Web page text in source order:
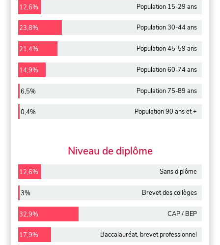
12,6% Population 15-29 ans
23,8% Population 30-44 ans
21,4% Population 45-59 ans
14,9% Population 60-74 ans
6,5% Population 75-89 ans
0,4% Population 90 ans et +
Niveau de diplôme
12,6% Sans diplôme
3% Brevet des collèges
32,9% CAP / BEP
17,9% Baccalauréat, brevet professionnel